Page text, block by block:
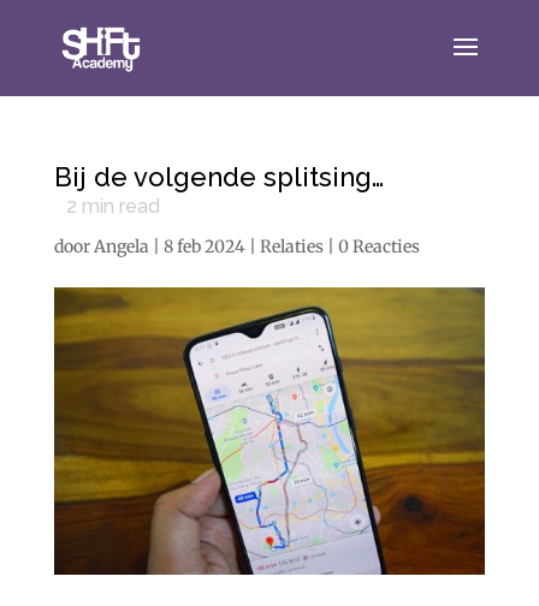
Bij de volgende splitsing…
2 min read
doorAngela 8 feb 2024| Relaties| 0 Reacties